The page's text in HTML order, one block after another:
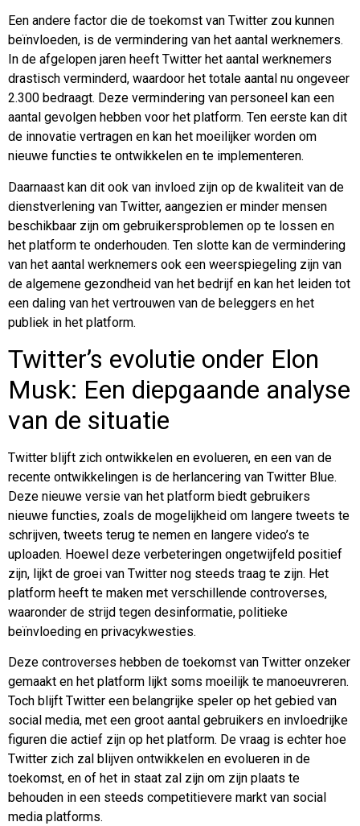
Een andere factor die de toekomst van Twitter zou kunnen
beïnvloeden, is de vermindering van het aantal werknemers.
In de afgelopen jaren heeft Twitter het aantal werknemers
drastisch verminderd, waardoor het totale aantal nu ongeveer
2.300 bedraagt. Deze vermindering van personeel kan een
aantal gevolgen hebben voor het platform. Ten eerste kan dit
de innovatie vertragen en kan het moeilijker worden om
nieuwe functies te ontwikkelen en te implementeren.
Daarnaast kan dit ook van invloed zijn op de kwaliteit van de
dienstverlening van Twitter, aangezien er minder mensen
beschikbaar zijn om gebruikersproblemen op te lossen en
het platform te onderhouden. Ten slotte kan de vermindering
van het aantal werknemers ook een weerspiegeling zijn van
de algemene gezondheid van het bedrijf en kan het leiden tot
een daling van het vertrouwen van de beleggers en het
publiek in het platform.
Twitter’s evolutie onder Elon
Musk: Een diepgaande analyse
van de situatie
Twitter blijft zich ontwikkelen en evolueren, en een van de
recente ontwikkelingen is de herlancering van Twitter Blue.
Deze nieuwe versie van het platform biedt gebruikers
nieuwe functies, zoals de mogelijkheid om langere tweets te
schrijven, tweets terug te nemen en langere video’s te
uploaden. Hoewel deze verbeteringen ongetwijfeld positief
zijn, lijkt de groei van Twitter nog steeds traag te zijn. Het
platform heeft te maken met verschillende controverses,
waaronder de strijd tegen desinformatie, politieke
beïnvloeding en privacykwesties.
Deze controverses hebben de toekomst van Twitter onzeker
gemaakt en het platform lijkt soms moeilijk te manoeuvreren.
Toch blijft Twitter een belangrijke speler op het gebied van
social media, met een groot aantal gebruikers en invloedrijke
figuren die actief zijn op het platform. De vraag is echter hoe
Twitter zich zal blijven ontwikkelen en evolueren in de
toekomst, en of het in staat zal zijn om zijn plaats te
behouden in een steeds competitievere markt van social
media platforms.